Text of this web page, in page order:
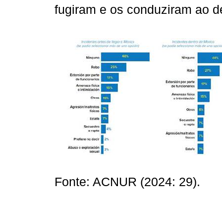
fugiram e os conduziram ao
Fonte: ACNUR (2024: 29).